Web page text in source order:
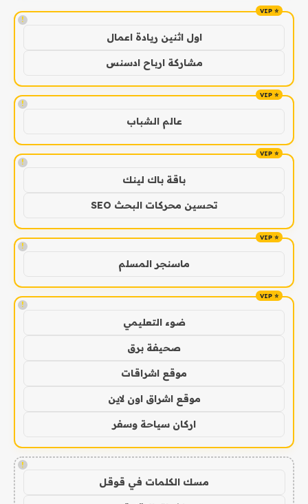
!
اول اثنين ريادة اعمال
مشاركة ارباح ادسنس
!
عالم الشباب
!
باقة باك لينك
تحسين محركات البحث SEO
!
ماسنجر المسلم
!
ضوء التعليمي
صحيفة برق
موقع اشراقات
موقع اشراق اون لاين
اركان سياحة وسفر
!
مسك الكلمات في قوقل